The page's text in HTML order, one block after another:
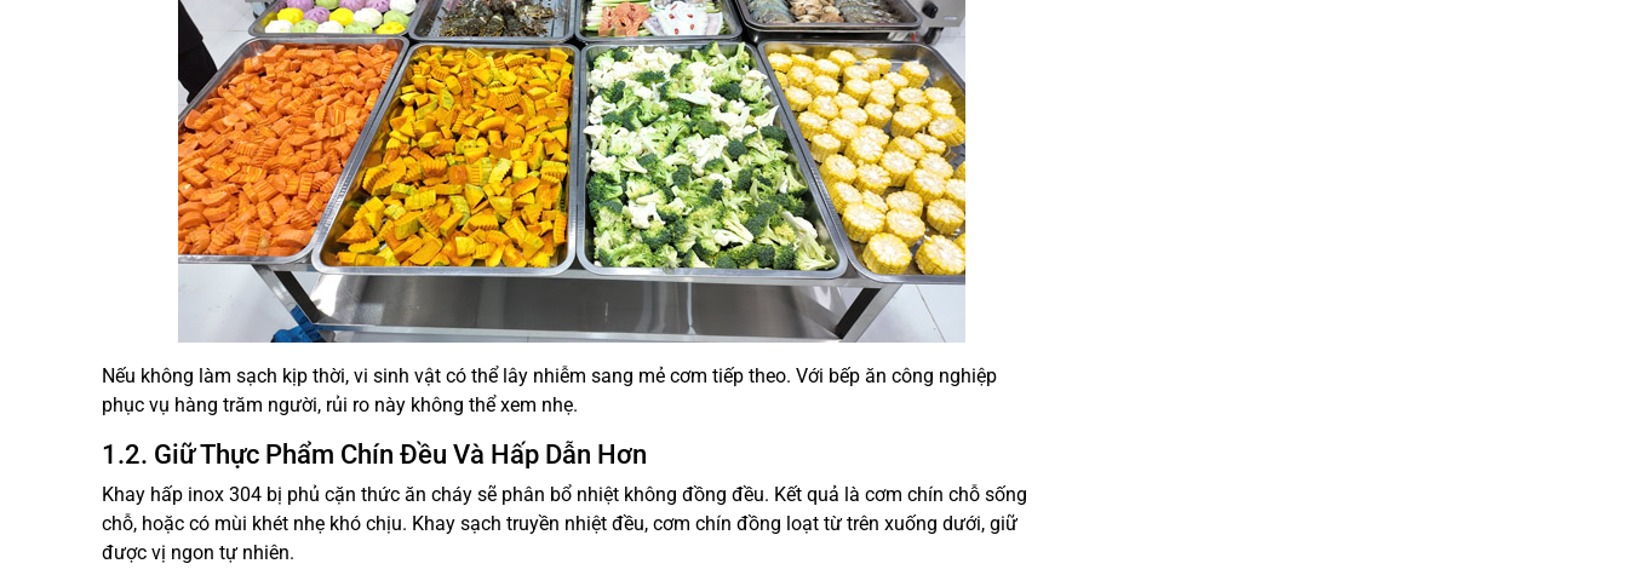
Nếu không làm sạch kịp thời, vi sinh vật có thể lây nhiễm sang mẻ cơm tiếp theo. Với bếp ăn công nghiệp
phục vụ hàng trăm người, rủi ro này không thể xem nhẹ.
1.2. Giữ Thực Phẩm Chín Đều Và Hấp Dẫn Hơn
Khay hấp inox 304 bị phủ cặn thức ăn cháy sẽ phân bổ nhiệt không đồng đều. Kết quả là cơm chín chỗ sống
chỗ, hoặc có mùi khét nhẹ khó chịu. Khay sạch truyền nhiệt đều, cơm chín đồng loạt từ trên xuống dưới, giữ
được vị ngon tự nhiên.